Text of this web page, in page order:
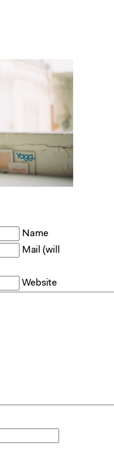
Name
Mail (will
Website